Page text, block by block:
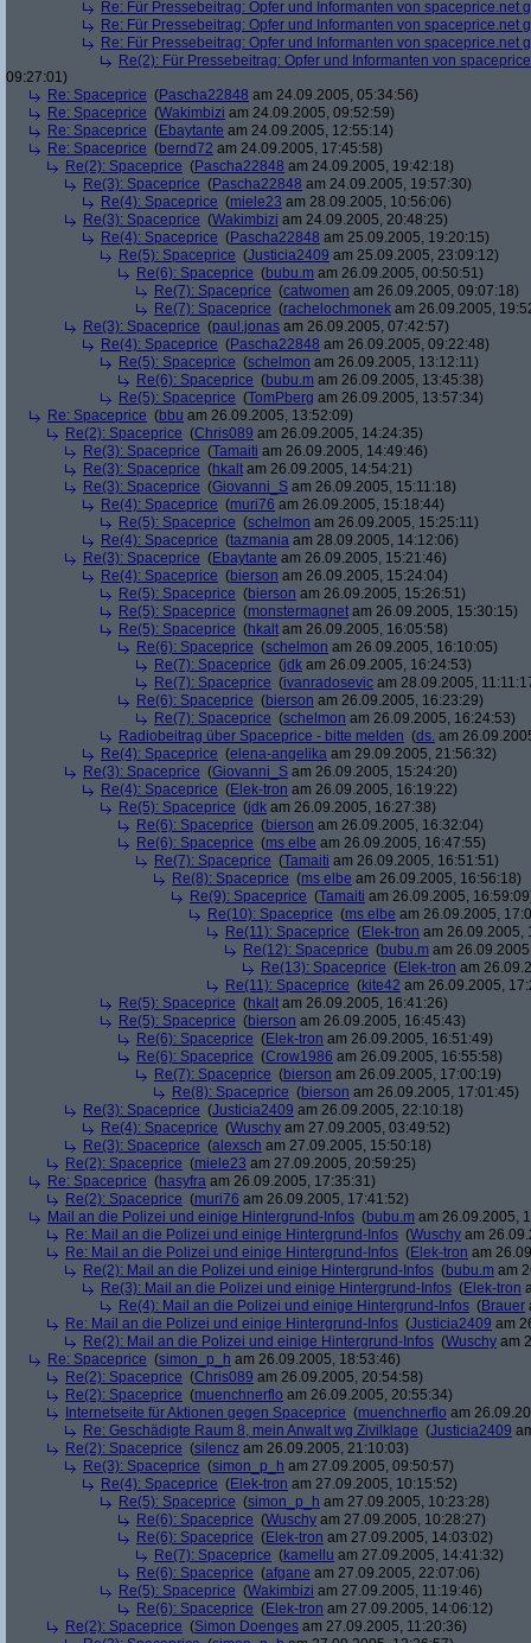
Re: Für Pressebeitrag: Opfer und Informanten von spaceprice.net
Re: Für Pressebeitrag: Opfer und Informanten von spaceprice.net
Re: Für Pressebeitrag: Opfer und Informanten von spaceprice.net
Re(2): Für Pressebeitrag: Opfer und Informanten von
09:27:01)
Re: Spaceprice (Pascha22848 am 24.09.2005, 05:34:56)
Re: Spaceprice (Wakimbizi am 24.09.2005, 09:52:59)
Re: Spaceprice (Ebaytante am 24.09.2005, 12:55:14)
Re: Spaceprice (bernd72 am 24.09.2005, 17:45:58)
Re(2): Spaceprice (Pascha22848 am 24.09.2005, 19:42:18)
Re(3): Spaceprice (Pascha22848 am 24.09.2005, 19:57:30)
Re(4): Spaceprice (miele23 am 28.09.2005, 10:56:06)
Re(3): Spaceprice (Wakimbizi am 24.09.2005, 20:48:25)
Re(4): Spaceprice (Pascha22848 am 25.09.2005, 19:20:15)
Re(5): Spaceprice (Justicia2409 am 25.09.2005, 23:09:12)
Re(6): Spaceprice (bubu.m am 26.09.2005, 00:50:51)
Re(7): Spaceprice (catwomen am 26.09.2005, 09:07:18)
Re(7): Spaceprice (rachelochmonek am 26.09.2005,
Re(3): Spaceprice (paul.jonas am 26.09.2005, 07:42:57)
Re(4): Spaceprice (Pascha22848 am 26.09.2005, 09:22:48)
Re(5): Spaceprice (schelmon am 26.09.2005, 13:12:11)
Re(6): Spaceprice (bubu.m am 26.09.2005, 13:45:38)
Re(5): Spaceprice (TomPberg am 26.09.2005, 13:57:34)
Re: Spaceprice (bbu am 26.09.2005, 13:52:09)
Re(2): Spaceprice (Chris089 am 26.09.2005, 14:24:35)
Re(3): Spaceprice (Tamaiti am 26.09.2005, 14:49:46)
Re(3): Spaceprice (hkalt am 26.09.2005, 14:54:21)
Re(3): Spaceprice (Giovanni_S am 26.09.2005, 15:11:18)
Re(4): Spaceprice (muri76 am 26.09.2005, 15:18:44)
Re(5): Spaceprice (schelmon am 26.09.2005, 15:25:11)
Re(4): Spaceprice (tazmania am 28.09.2005, 14:12:06)
Re(3): Spaceprice (Ebaytante am 26.09.2005, 15:21:46)
Re(4): Spaceprice (bierson am 26.09.2005, 15:24:04)
Re(5): Spaceprice (bierson am 26.09.2005, 15:26:51)
Re(5): Spaceprice (monstermagnet am 26.09.2005, 15:30:15)
Re(5): Spaceprice (hkalt am 26.09.2005, 16:05:58)
Re(6): Spaceprice (schelmon am 26.09.2005, 16:10:05)
Re(7): Spaceprice (jdk am 26.09.2005, 16:24:53)
Re(7): Spaceprice (ivanradosevic am 28.09.2005,
Re(6): Spaceprice (bierson am 26.09.2005, 16:23:29)
Re(7): Spaceprice (schelmon am 26.09.2005, 16:24:53)
Radiobeitrag über Spaceprice - bitte melden (ds. am
Re(4): Spaceprice (elena-angelika am 29.09.2005, 21:56:32)
Re(3): Spaceprice (Giovanni_S am 26.09.2005, 15:24:20)
Re(4): Spaceprice (Elek-tron am 26.09.2005, 16:19:22)
Re(5): Spaceprice (jdk am 26.09.2005, 16:27:38)
Re(6): Spaceprice (bierson am 26.09.2005, 16:32:04)
Re(6): Spaceprice (ms elbe am 26.09.2005, 16:47:55)
Re(7): Spaceprice (Tamaiti am 26.09.2005, 16:51:51)
Re(8): Spaceprice (ms elbe am 26.09.2005, 16:56:18)
Re(9): Spaceprice (Tamaiti am 26.09.2005,
Re(10): Spaceprice (ms elbe am 26.09.2005,
Re(11): Spaceprice (Elek-tron am 26.09.2005,
Re(12): Spaceprice (bubu.m am
Re(13): Spaceprice (Elek-tron am
Re(11): Spaceprice (kite42 am 26.09.2005,
Re(5): Spaceprice (hkalt am 26.09.2005, 16:41:26)
Re(5): Spaceprice (bierson am 26.09.2005, 16:45:43)
Re(6): Spaceprice (Elek-tron am 26.09.2005, 16:51:49)
Re(6): Spaceprice (Crow1986 am 26.09.2005, 16:55:58)
Re(7): Spaceprice (bierson am 26.09.2005, 17:00:19)
Re(8): Spaceprice (bierson am 26.09.2005, 17:01:45)
Re(3): Spaceprice (Justicia2409 am 26.09.2005, 22:10:18)
Re(4): Spaceprice (Wuschy am 27.09.2005, 03:49:52)
Re(3): Spaceprice (alexsch am 27.09.2005, 15:50:18)
Re(2): Spaceprice (miele23 am 27.09.2005, 20:59:25)
Re: Spaceprice (hasyfra am 26.09.2005, 17:35:31)
Re(2): Spaceprice (muri76 am 26.09.2005, 17:41:52)
Mail an die Polizei und einige Hintergrund-Infos (bubu.m am 26.09.2005,
Re: Mail an die Polizei und einige Hintergrund-Infos (Wuschy am
Re: Mail an die Polizei und einige Hintergrund-Infos (Elek-tron am
Re(2): Mail an die Polizei und einige Hintergrund-Infos (bubu.m am
Re(3): Mail an die Polizei und einige Hintergrund-Infos (Elek-tron
Re(4): Mail an die Polizei und einige Hintergrund-Infos (Brauer
Re: Mail an die Polizei und einige Hintergrund-Infos (Justicia2409 am
Re(2): Mail an die Polizei und einige Hintergrund-Infos (Wuschy am
Re: Spaceprice (simon_p_h am 26.09.2005, 18:53:46)
Re(2): Spaceprice (Chris089 am 26.09.2005, 20:54:58)
Re(2): Spaceprice (muenchnerflo am 26.09.2005, 20:55:34)
Internetseite für Aktionen gegen Spaceprice (muenchnerflo am
Re: Geschädigte Raum 8, mein Anwalt wg Zivilklage (Justicia2409
Re(2): Spaceprice (silencz am 26.09.2005, 21:10:03)
Re(3): Spaceprice (simon_p_h am 27.09.2005, 09:50:57)
Re(4): Spaceprice (Elek-tron am 27.09.2005, 10:15:52)
Re(5): Spaceprice (simon_p_h am 27.09.2005, 10:23:28)
Re(6): Spaceprice (Wuschy am 27.09.2005, 10:28:27)
Re(6): Spaceprice (Elek-tron am 27.09.2005, 14:03:02)
Re(7): Spaceprice (kamellu am 27.09.2005, 14:41:32)
Re(6): Spaceprice (afgane am 27.09.2005, 22:07:06)
Re(5): Spaceprice (Wakimbizi am 27.09.2005, 11:19:46)
Re(6): Spaceprice (Elek-tron am 27.09.2005, 14:06:12)
Re(2): Spaceprice (Simon Doenges am 27.09.2005, 11:20:36)